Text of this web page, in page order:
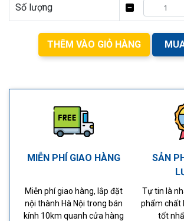
Số lượng
THÊM VÀO GIỎ HÀNG
MIỄN PHÍ GIAO HÀNG
Miễn phí giao hàng, lắp đặt
nội thành Hà Nội trong bán
kính 10km quanh cửa hàng
SẢN
Tự tin là
phẩm chất
tốt